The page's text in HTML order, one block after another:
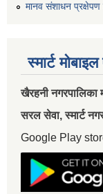
मानव संशाधन
स्मार्ट
खैरहनी नगरपालिका
सरल सेवा, स्मार्ट
Google Play